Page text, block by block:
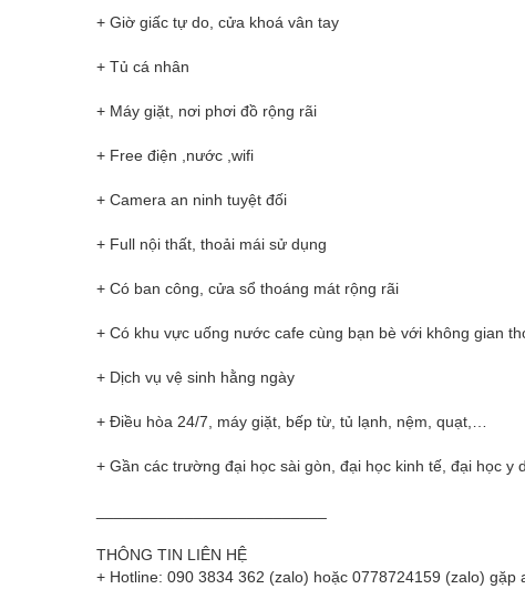
+ Giờ giấc tự do, cửa khoá vân tay
+ Tủ cá nhân
+ Máy giặt, nơi phơi đồ rộng rãi
+ Free điện ,nước ,wifi
+ Camera an ninh tuyệt đối
+ Full nội thất, thoải mái sử dụng
+ Có ban công, cửa sổ thoáng mát rộng rãi
+ Có khu vực uống nước cafe cùng bạn bè với không gian
+ Dịch vụ vệ sinh hằng ngày
+ Điều hòa 24/7, máy giặt, bếp từ, tủ lạnh, nệm, quạt,…
+ Gần các trường đại học sài gòn, đại học kinh tế, đại học y
THÔNG TIN LIÊN HỆ
+ Hotline: 090 3834 362 (zalo) hoặc 0778724159 (zalo) gặp